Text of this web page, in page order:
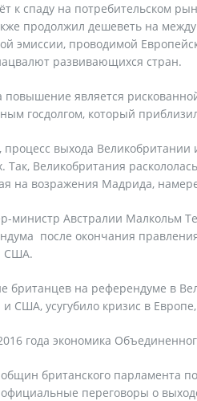
к спаду на потребительском
продолжил дешеветь на
эмиссии, проводимой
развивающихся стран.
повышение является
госдолгом, который
процесс выхода
Так, Великобритания
на возражения Мадрида,
министр Австралии Малкольм
после окончания
США.
британцев на референдуме в
США, усугубило кризис в
года экономика
британского парламента
переговоры о